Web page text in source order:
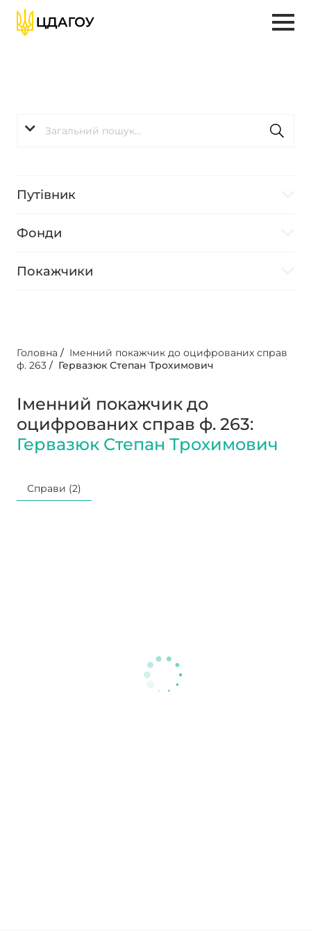
Путівник
Фонди
Покажчики
Головна / Іменний покажчик до оцифрованих справ
ф. 263 / Гервазюк Степан Трохимович
Іменний покажчик до
оцифрованих справ ф. 263:
Гервазюк Степан Трохимович
Справи (2)